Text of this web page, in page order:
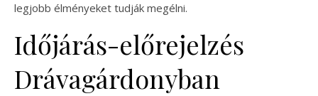
legjobb élményeket tudják megélni.
Időjárás-előrejelzés
Drávagárdonyban